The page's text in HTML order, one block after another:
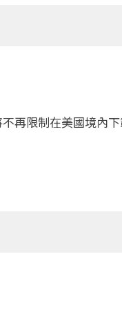
再限制在美國境內